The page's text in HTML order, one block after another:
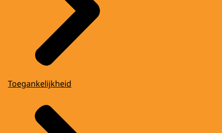
Toegankelijkheid